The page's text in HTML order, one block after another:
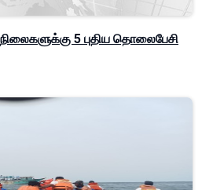
5 புதிய தொலைபேசி